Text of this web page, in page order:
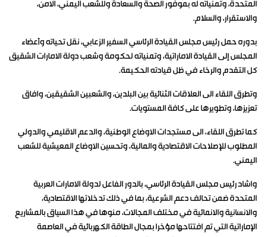
المتحدة، وتمنياته له بموفور الصحة والسعادة وللشعب اليمني، الامن،
والاستقرار، والسلام.
بدوره حمل رئيس مجلس القيادة الرئاسي السفير الزعابي، نقل تحياته وأعضاء
المجلس إلى القيادة الاماراتية، وتمنياته لحكومة وشعب دولة الامارات الشقيق
كل التقدم والرخاء في ظل قيادته الحكيمة.
وتطرق اللقاء الى العلاقات الثنائية بين البلدين، والشعبين الشقيقين، وافاق
تعزيزها، وتطويرها على كافة المستويات.
كما تطرق اللقاء، الى مستجدات الاوضاع الوطنية، والدعم الاقليمي والدولي
المطلوب للإصلاحات الاقتصادية والمالية، وتحسين الاوضاع المعيشية للشعب
اليمني.
واشاد رئيس مجلس القيادة الرئاسي، بالدور الفاعل لدولة الامارات العربية
المتحدة ضمن تحالف دعم الشرعية، بما في ذلك تدخلاتها الاقتصادية،
والانسانية والانمائية في مختلف المجالات، منوها في هذا السياق بالمشاريع
الإماراتية التي تم افتتاحها مؤخرا بمجال الطاقة الكهربائية في العاصمة